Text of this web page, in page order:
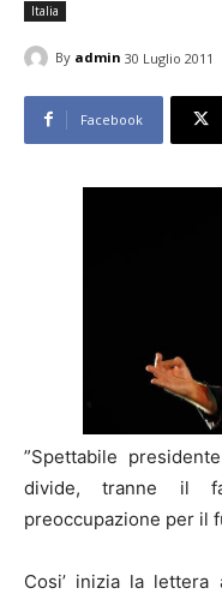
Italia
By admin 30 Luglio 2011
Facebook
”Spettabile
divide, tranne il
preoccupazione per il
Cosi’ inizia la lettera